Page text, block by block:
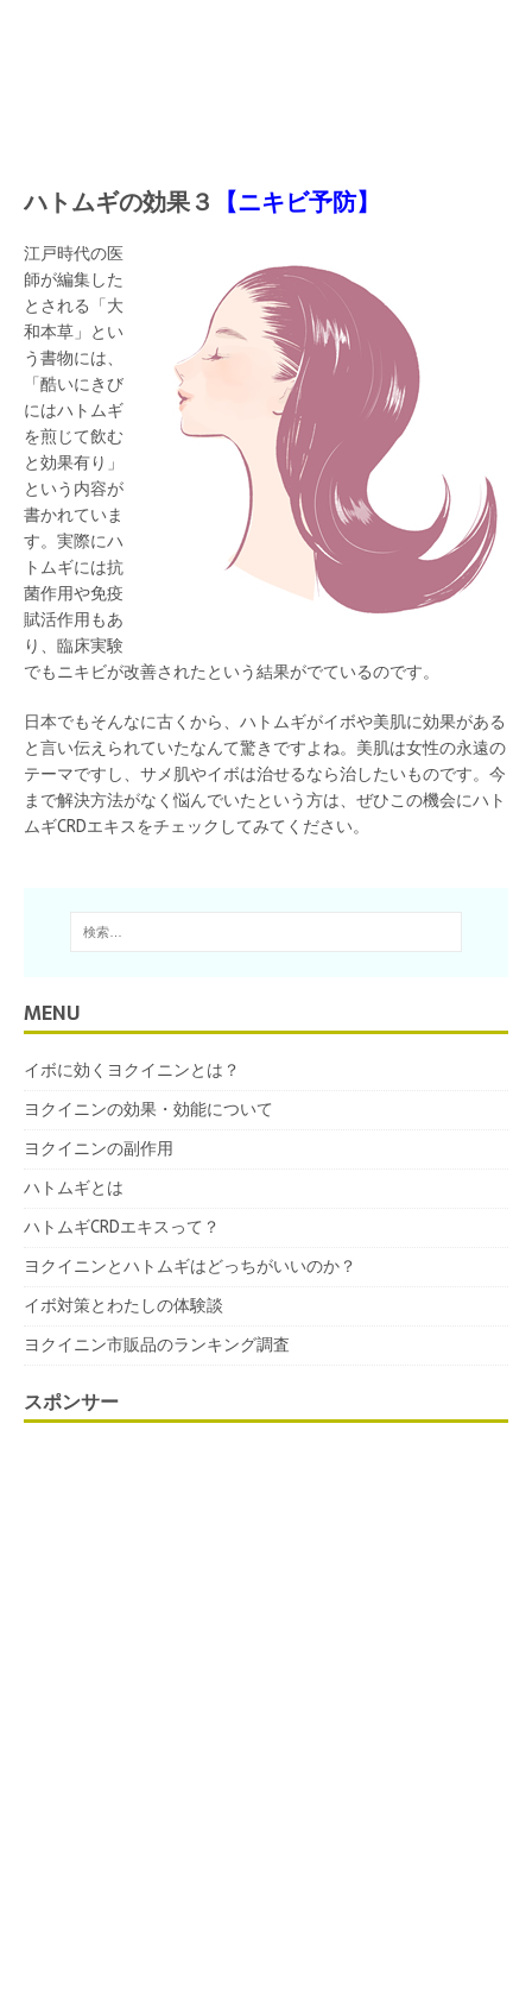
ハトムギの効果３ 【ニキビ予防】
江戸時代の医
師が編集した
とされる「大
和本草」とい
う書物には、
「酷いにきび
にはハトムギ
を煎じて飲む
と効果有り」
という内容が
書かれていま
す。実際にハ
トムギには抗
菌作用や免疫
賦活作用もあ
り、臨床実験
でもニキビが改善されたという結果がでているのです。
日本でもそんなに古くから、ハトムギがイボや美肌に効果がある
と言い伝えられていたなんて驚きですよね。美肌は女性の永遠の
テーマですし、サメ肌やイボは治せるなら治したいものです。今
まで解決方法がなく悩んでいたという方は、ぜひこの機会にハト
ムギCRDエキスをチェックしてみてください。
MENU
イボに効くヨクイニンとは？
ヨクイニンの効果・効能について
ヨクイニンの副作用
ハトムギとは
ハトムギCRDエキスって？
ヨクイニンとハトムギはどっちがいいのか？
イボ対策とわたしの体験談
ヨクイニン市販品のランキング調査
スポンサー